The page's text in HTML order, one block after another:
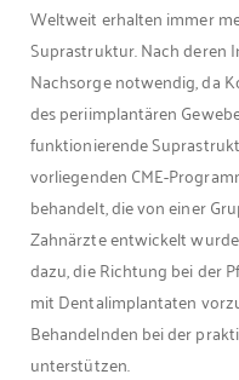
Weltweit erhalten immer
Suprastruktur. Nach deren
Nachsorge notwendig, da
des periimplantären
funktionierende
vorliegenden CME-
behandelt, die von einer
Zahnärzte entwickelt
dazu, die Richtung bei der
mit Dentalimplantaten
Behandelnden bei der
unterstützen.